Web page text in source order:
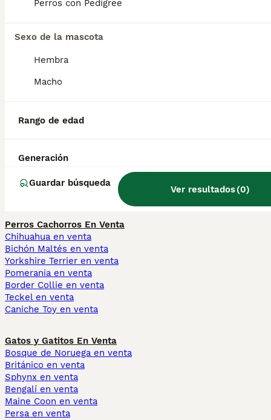
Perros con Pedigree
Sexo de la mascota
Hembra
Macho
Rango de edad
Generación
Guardar búsqueda
Ver resultados(0)
¿Cuánto cuesta un cachorro
de Deerhound?
Deerhound?
¿Qué tamaño tiene un
Deerhound?
Perros Cachorros En Venta
Chihuahua en venta
Bichón Maltés en venta
Yorkshire Terrier en venta
Pomerania en venta
Border Collie en venta
Teckel en venta
Caniche Toy en venta
Gatos y Gatitos En Venta
Bosque de Noruega en venta
Británico en venta
Sphynx en venta
Bengalí en venta
Maine Coon en venta
Persa en venta